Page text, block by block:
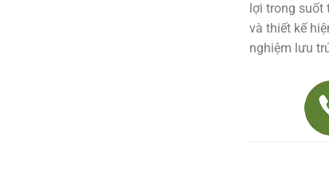
lợi trong suốt
và thiết kế
nghiệm lưu